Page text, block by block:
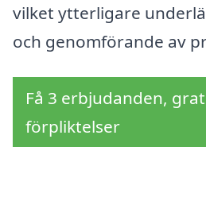
vilket ytterligare
och genomförande av
Få 3 erbjudanden,
förpliktelser